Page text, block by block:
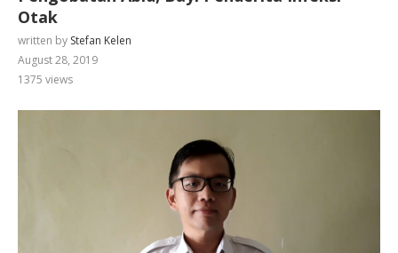
Otak
written by Stefan Kelen
August 28, 2019
1375 views